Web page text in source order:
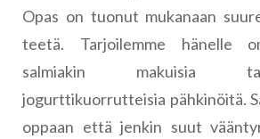
Opas on tuonut mukanaan
teetä. Tarjoilemme hänelle
salmiakin makuisia
jogurttikuorrutteisia pähkinöitä.
oppaan että jenkin suut